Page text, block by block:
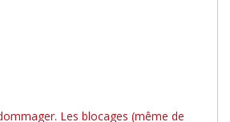
Les blocages (même de